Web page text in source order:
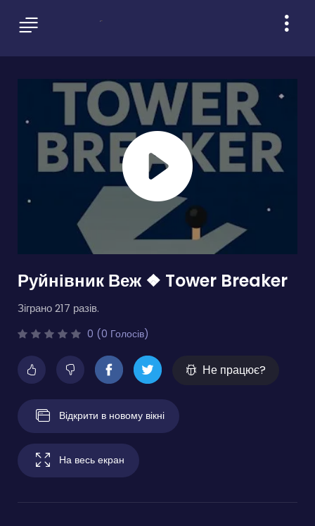
Руйнівник Веж ❖ Tower Breaker
Зіграно 217 разів.
0 (0 Голосів)
Не працює?
Відкрити в новому вікні
На весь екран